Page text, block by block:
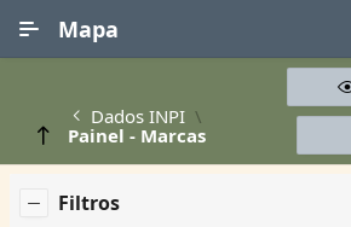
Mapa
Dados INPI
Painel - Marcas
Filtros